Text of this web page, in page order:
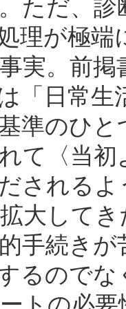
ただ、
理が極
実。前
「日常
準のひ
て〈当
される
大して
手続き
るので